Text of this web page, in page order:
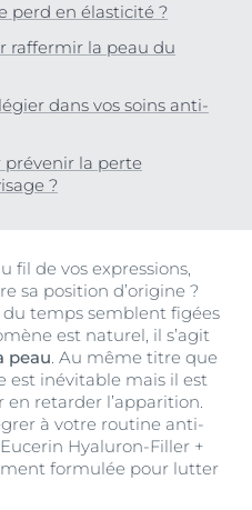
perd en élasticité ?
raffermir la peau du
dans vos soins anti-
prévenir la perte
?
fil de vos expressions,
sa position d’origine ?
du temps semblent figées
est naturel, il s’agit
peau. Au même titre que
est inévitable mais il est
retarder l’apparition.
à votre routine anti-
Hyaluron-Filler +
formulée pour lutter